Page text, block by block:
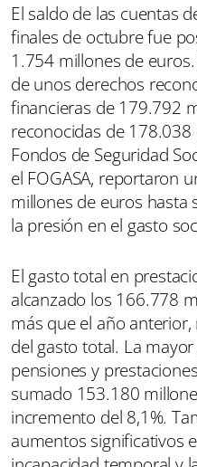
El saldo de las cuentas
finales de octubre fue
1.754 millones de
de unos derechos
financieras de 179.792
reconocidas de
Fondos de Seguridad
el FOGASA, reportaron
millones de euros hasta
la presión en el gasto
El gasto total en
alcanzado los 166.778
más que el año
del gasto total. La
pensiones y
sumado 153.180
incremento del 8,1%.
aumentos significativos